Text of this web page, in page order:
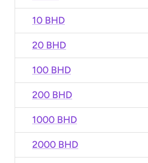
10 BHD
20 BHD
100 BHD
200 BHD
1000 BHD
2000 BHD